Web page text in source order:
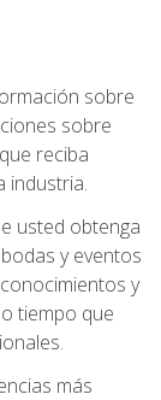
sobre
sobre
reciba
industria.
usted obtenga
y eventos
y
tiempo que
más